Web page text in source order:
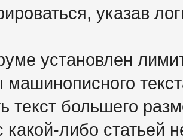
указав
установлен
машинописного
текст большего
либо статьей